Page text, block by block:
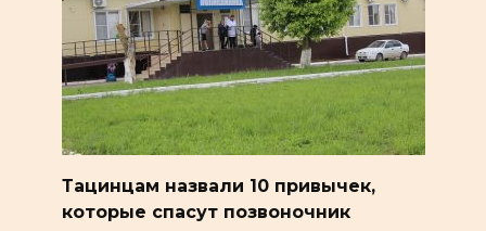
Тацинцам назвали 10 привычек,
которые спасут позвоночник